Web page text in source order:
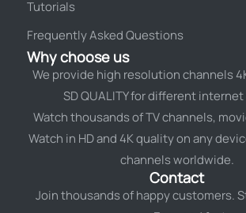
Tutorials
Frequently Asked Questions
Why choose us
We provide high resolution channels
SD QUALITY for different
Watch thousands of TV channels,
Watch in HD and 4K quality on any
channels worldwide.
Contact
Join thousands of happy customers.